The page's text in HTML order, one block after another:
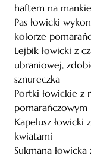
haftem na
Pas łowicki
kolorze
Lejbik łowicki z
ubraniowej,
sznureczka
Portki łowickie z
pomarańczowym
Kapelusz
kwiatami
Sukmana